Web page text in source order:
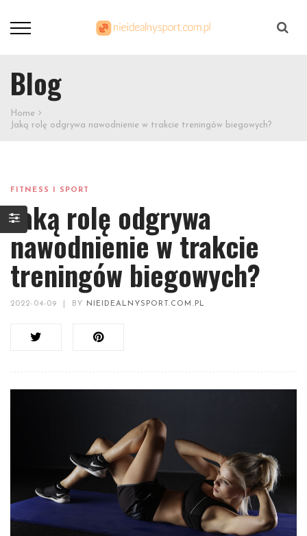
Blog
Home
Jaką rolę odgrywa nawodnienie w trakcie treningów biegowych?
FITNESS I SPORT
Jaką rolę odgrywa
nawodnienie w trakcie
treningów biegowych?
2022-04-09 BY NIEIDEALNYSPORT.COM.PL